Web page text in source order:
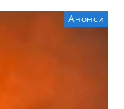
Анонси